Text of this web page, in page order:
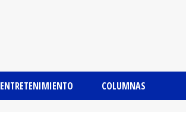
ENTRETENIMIENTO COLUMNAS